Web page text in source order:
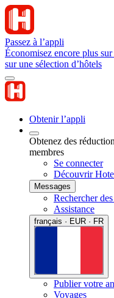
Passez à l’appli
Économisez encore plus
sur une sélection d’hôtels
Obtenir l’appli
Obtenez des
membres
Se connecter
Découvrir
Messages
Rechercher
Assistance
français · EUR · FR
Publier votre
Voyages